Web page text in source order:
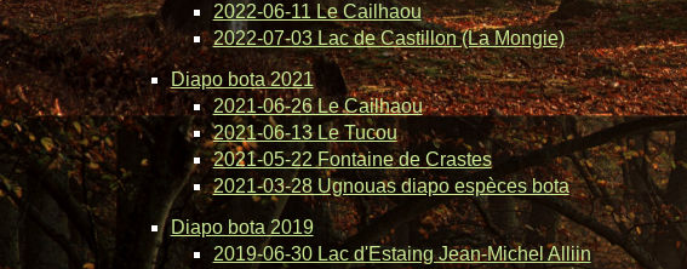
2022-06-11 Le Cailhaou
2022-07-03 Lac de Castillon (La Mongie)
Diapo bota 2021
2021-06-26 Le Cailhaou
2021-06-13 Le Tucou
2021-05-22 Fontaine de Crastes
2021-03-28 Ugnouas diapo espèces bota
Diapo bota 2019
2019-06-30 Lac d'Estaing Jean-Michel Alliin